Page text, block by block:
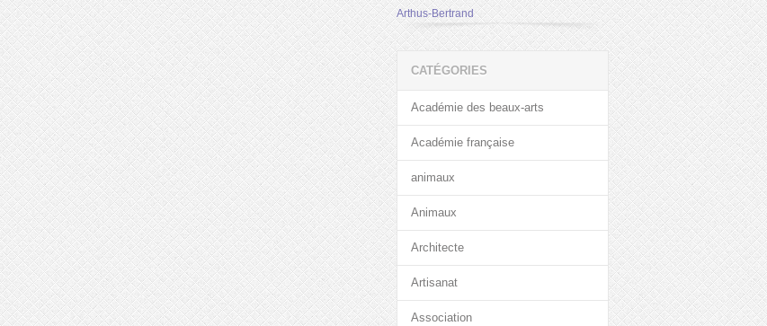
Arthus-Bertrand
CATÉGORIES
Académie des beaux-arts
Académie française
animaux
Animaux
Architecte
Artisanat
Association